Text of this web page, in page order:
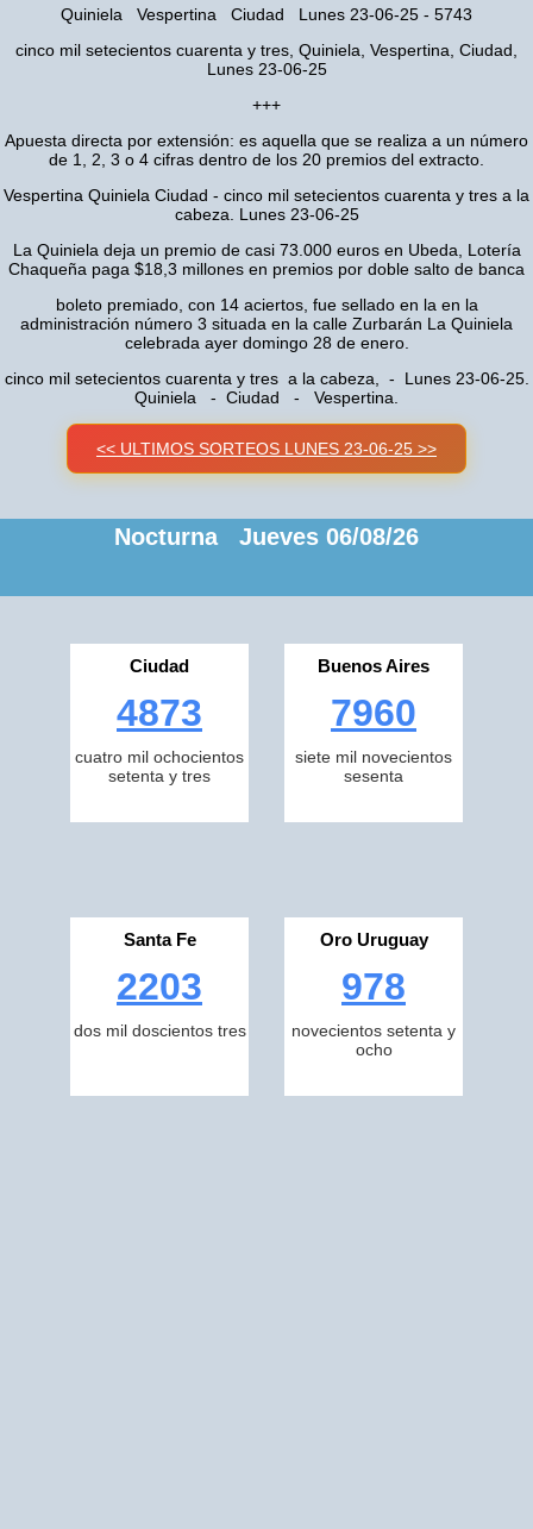
Quiniela Vespertina Ciudad Lunes 23-06-25 - 5743
cinco mil setecientos cuarenta y tres, Quiniela, Vespertina, Ciudad,
Lunes 23-06-25
+++
Apuesta directa por extensión: es aquella que se realiza a un número
de 1, 2, 3 o 4 cifras dentro de los 20 premios del extracto.
Vespertina Quiniela Ciudad - cinco mil setecientos cuarenta y tres a la
cabeza. Lunes 23-06-25
La Quiniela deja un premio de casi 73.000 euros en Ubeda, Lotería
Chaqueña paga $18,3 millones en premios por doble salto de banca
boleto premiado, con 14 aciertos, fue sellado en la en la
administración número 3 situada en la calle Zurbarán La Quiniela
celebrada ayer domingo 28 de enero.
cinco mil setecientos cuarenta y tres a la cabeza, - Lunes 23-06-25.
Quiniela - Ciudad - Vespertina.
<< ULTIMOS SORTEOS LUNES 23-06-25 >>
Nocturna Jueves 06/08/26
Ciudad
4873
cuatro mil ochocientos
setenta y tres
Buenos Aires
7960
siete mil novecientos
sesenta
Santa Fe
2203
dos mil doscientos tres
Oro Uruguay
978
novecientos setenta y
ocho